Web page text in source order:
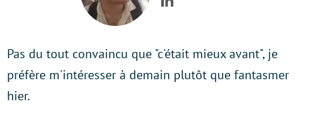
LinkedIn
Pas du tout convaincu que "c'était mieux avant", je
préfère m'intéresser à demain plutôt que fantasmer
hier.